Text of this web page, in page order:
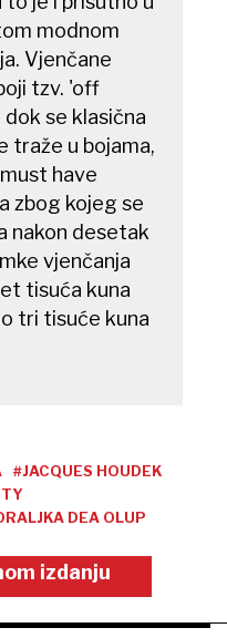
modnom
Vjenčane
tzv. 'off
se klasična
traže u bojama,
have
zbog kojeg se
nakon desetak
vjenčanja
tisuća kuna
tri tisuće kuna
#JACQUES HOUDEK
DEA OLUP
izdanju